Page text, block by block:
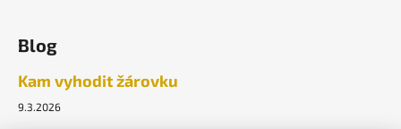
Blog
Kam vyhodit žárovku
9.3.2026